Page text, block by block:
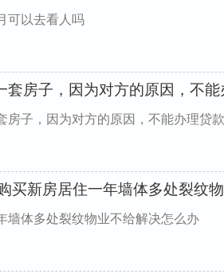
可以去看人吗
套房子，因为对方的原因，不
房子，因为对方的原因，不能办理贷
买新房居住一年墙体多处裂纹
墙体多处裂纹物业不给解决怎么办